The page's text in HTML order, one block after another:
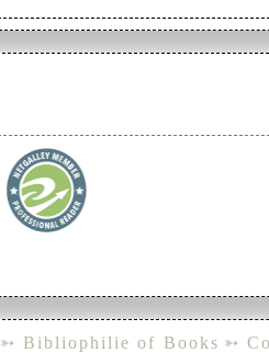
➳ Bibliophilie of Books ➳